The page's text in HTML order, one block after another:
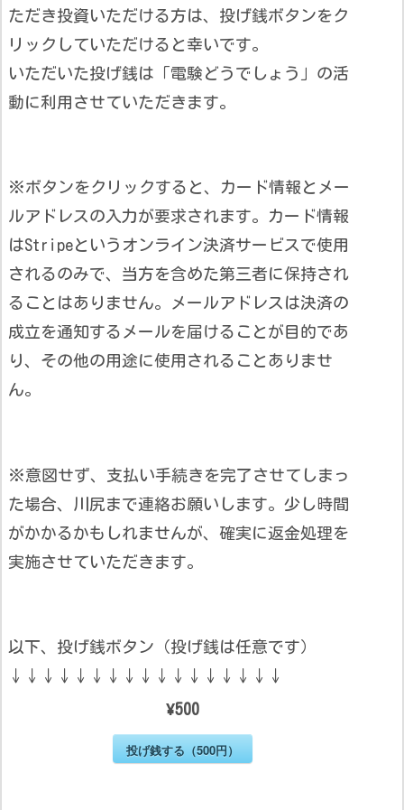
ただき投資いただける方は、投げ銭ボタンをク
リックしていただけると幸いです。
いただいた投げ銭は「電験どうでしょう」の活
動に利用させていただきます。
※ボタンをクリックすると、カード情報とメー
ルアドレスの入力が要求されます。カード情報
はStripeというオンライン決済サービスで使用
されるのみで、当方を含めた第三者に保持され
ることはありません。メールアドレスは決済の
成立を通知するメールを届けることが目的であ
り、その他の用途に使用されることありませ
ん。
※意図せず、支払い手続きを完了させてしまっ
た場合、川尻まで連絡お願いします。少し時間
がかかるかもしれませんが、確実に返金処理を
実施させていただきます。
以下、投げ銭ボタン（投げ銭は任意です）
↓↓↓↓↓↓↓↓↓↓↓↓↓↓↓↓↓
¥500
投げ銭する（500円）